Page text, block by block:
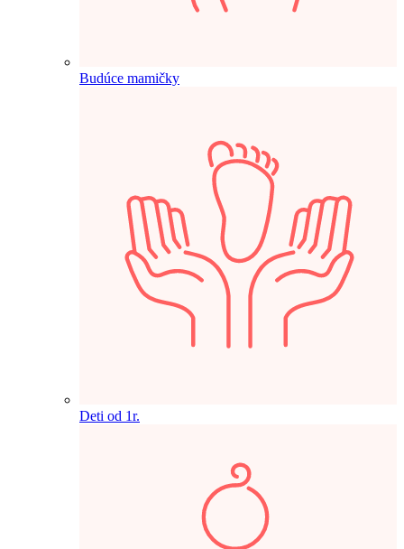
Budúce mamičky
Deti od 1r.